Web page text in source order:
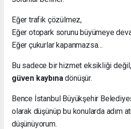
Eğer trafik çözülmez,
Eğer otopark sorunu büyümeye
Eğer çukurlar kapanmazsa…
Bu sadece bir hizmet eksikliği
güven kaybınadönüşür.
Bence İstanbul Büyükşehir
olarak düşünüp bu konularda adım
düşünüyorum.